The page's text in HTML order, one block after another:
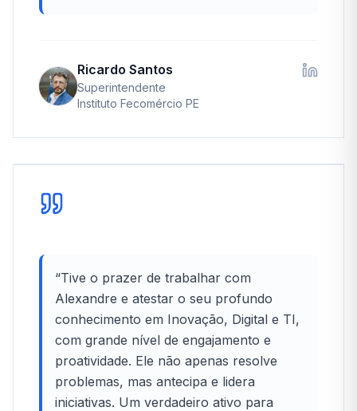
Ricardo Santos
Superintendente
Instituto Fecomércio PE
“Tive o prazer de trabalhar com
Alexandre e atestar o seu profundo
conhecimento em Inovação, Digital e TI,
com grande nível de engajamento e
proatividade. Ele não apenas resolve
problemas, mas antecipa e lidera
iniciativas. Um verdadeiro ativo para